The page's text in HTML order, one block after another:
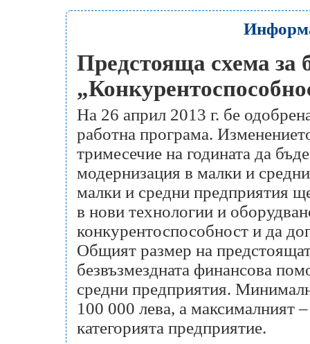
Предстояща схема за
На 26 април 2013 г. бе
работна програма.
тримесечие на годината да
модернизация в малки и
малки и средни предприятия
в нови технологии и
конкурентоспособност и да
Общият размер на
безвъзмездната финансова
средни предприятия.
100 000 лева, а максималният
категорията предприятие.